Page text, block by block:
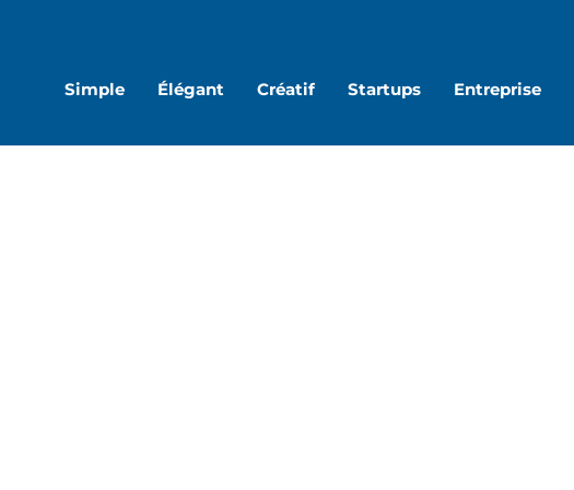
Simple Élégant Créatif Startups Entreprise